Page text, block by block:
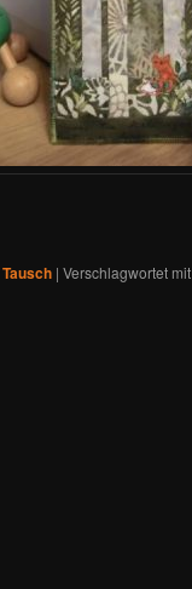
Tausch | Verschlagwortet mit